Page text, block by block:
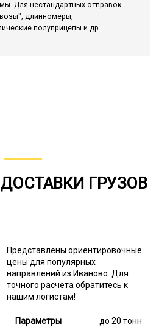
Для нестандартных отправок -
длинномеры,
полуприцепы и др.
ГРУЗОВ
Представлены ориентировочные
цены для популярных
направлений из Иваново. Для
точного расчета обратитесь к
нашим логистам!
до 20 тонн